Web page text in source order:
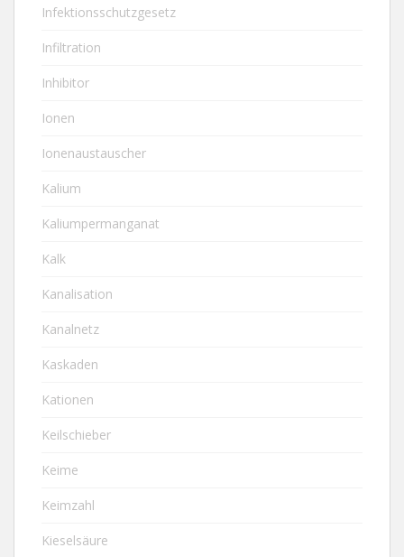
Infektionsschutzgesetz
Infiltration
Inhibitor
Ionen
Ionenaustauscher
Kalium
Kaliumpermanganat
Kalk
Kanalisation
Kanalnetz
Kaskaden
Kationen
Keilschieber
Keime
Keimzahl
Kieselsäure